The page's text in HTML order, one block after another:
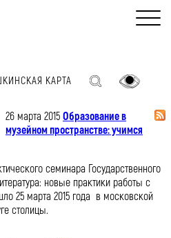
КАРТА
26 марта 2015 Образование в
музейном пространстве: учимся
семинара Государственного
новые практики работы с
25 марта 2015 года в московской
столицы.